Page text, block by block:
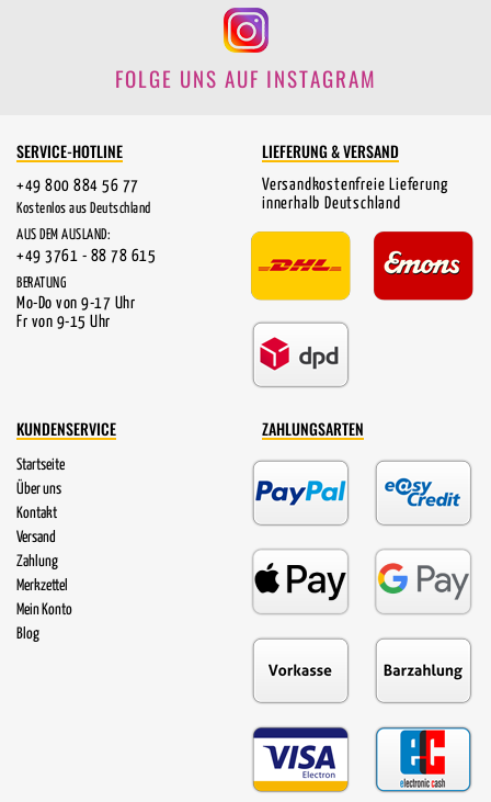
FOLGE UNS AUF INSTAGRAM
SERVICE-HOTLINE
+49 800 884 56 77
Kostenlos aus Deutschland
AUS DEM AUSLAND:
+49 3761 - 88 78 615
BERATUNG
Mo-Do von 9-17 Uhr
Fr von 9-15 Uhr
LIEFERUNG & VERSAND
Versandkostenfreie Lieferung
innerhalb Deutschland
KUNDENSERVICE
Startseite
Über uns
Kontakt
Versand
Zahlung
Merkzettel
Mein Konto
Blog
ZAHLUNGSARTEN